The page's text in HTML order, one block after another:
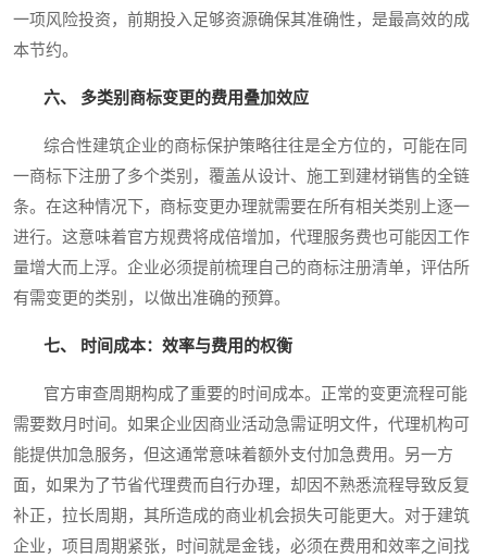
一项风险投资，前期投入足够资源确保其准确性，是最高效的成
本节约。
六、 多类别商标变更的费用叠加效应
综合性建筑企业的商标保护策略往往是全方位的，可能在同
一商标下注册了多个类别，覆盖从设计、施工到建材销售的全链
条。在这种情况下，商标变更办理就需要在所有相关类别上逐一
进行。这意味着官方规费将成倍增加，代理服务费也可能因工作
量增大而上浮。企业必须提前梳理自己的商标注册清单，评估所
有需变更的类别，以做出准确的预算。
七、 时间成本：效率与费用的权衡
官方审查周期构成了重要的时间成本。正常的变更流程可能
需要数月时间。如果企业因商业活动急需证明文件，代理机构可
能提供加急服务，但这通常意味着额外支付加急费用。另一方
面，如果为了节省代理费而自行办理，却因不熟悉流程导致反复
补正，拉长周期，其所造成的商业机会损失可能更大。对于建筑
企业，项目周期紧张，时间就是金钱，必须在费用和效率之间找